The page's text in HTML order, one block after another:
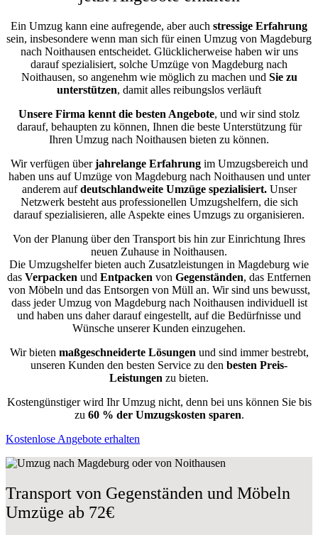
Ein Umzug kann eine aufregende, aber auch stressige Erfahrung
sein, insbesondere wenn man sich für einen Umzug von Magdeburg
nach Noithausen entscheidet. Glücklicherweise haben wir uns
darauf spezialisiert, solche Umzüge von Magdeburg nach
Noithausen, so angenehm wie möglich zu machen und Sie zu
unterstützen, damit alles reibungslos verläuft
Unsere Firma kennt die besten Angebote, und wir sind stolz
darauf, behaupten zu können, Ihnen die beste Unterstützung für
Ihren Umzug nach Noithausen bieten zu können.
Wir verfügen überjahrelange Erfahrungim Umzugsbereich und
haben uns auf Umzüge von Magdeburg nach Noithausen und unter
anderem aufdeutschlandweite Umzüge spezialisiert.Unser
Netzwerk besteht aus professionellen Umzugshelfern, die sich
darauf spezialisieren, alle Aspekte eines Umzugs zu organisieren.
Von der Planung über den Transport bis hin zur Einrichtung Ihres
neuen Zuhause in Noithausen.
Die Umzugshelfer bieten auch Zusatzleistungen in Magdeburg wie
das Verpacken und Entpacken von Gegenständen, das Entfernen
von Möbeln und das Entsorgen von Müll an. Wir sind uns bewusst,
dass jeder Umzug von Magdeburg nach Noithausen individuell ist
und haben uns daher darauf eingestellt, auf die Bedürfnisse und
Wünsche unserer Kunden einzugehen.
Wir bieten maßgeschneiderte Lösungen und sind immer bestrebt,
unseren Kunden den besten Service zu den besten Preis-
Leistungen zu bieten.
Kostengünstiger wird Ihr Umzug nicht, denn bei uns können Sie bis
zu 60 % der Umzugskosten sparen.
Kostenlose Angebote erhalten
Transport von Gegenständen und Möbeln
Umzüge ab 72€